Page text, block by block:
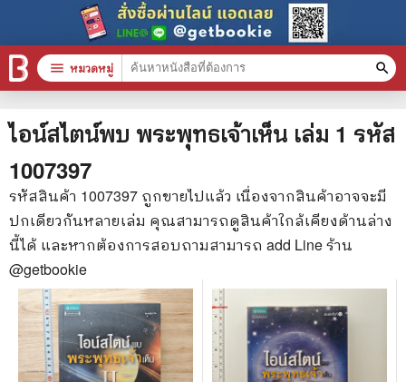
ไอน์สไตน์พบ พระพุทธเจ้าเห็น เล่ม 1 รหัส
1007397
รหัสสินค้า 1007397 ถูกขายไปแล้ว เนื่องจากสินค้าอาจจะมี
ปกเดียวกันหลายเล่ม คุณสามารถดูสินค้าใกล้เคียงด้านล่าง
นี้ได้ และหากต้องการสอบถามสามารถ add Line ร้าน
@getbookie
menu หมวดหมู่ search
หมวดหมู่สินค้า clear
หนังสือทั้งหมด
stars สินค้าใช้เฉพาะแต้มเท่านั้น
📚 หนังสือทั่วไป
🦄 วรรณกรรม นิยาย เรื่องสั้น
🎓 การศึกษา
😼 หนังสือการ์ตูน